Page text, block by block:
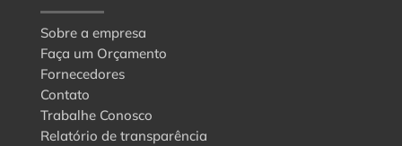
Sobre a empresa
Faça um Orçamento
Fornecedores
Contato
Trabalhe Conosco
Relatório de transparência